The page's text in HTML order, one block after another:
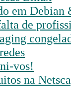
em Debian
de
vos!
na